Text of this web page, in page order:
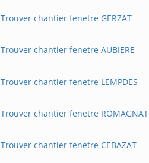
Trouver chantier fenetre GERZAT
Trouver chantier fenetre AUBIERE
Trouver chantier fenetre LEMPDES
Trouver chantier fenetre ROMAGNAT
Trouver chantier fenetre CEBAZAT